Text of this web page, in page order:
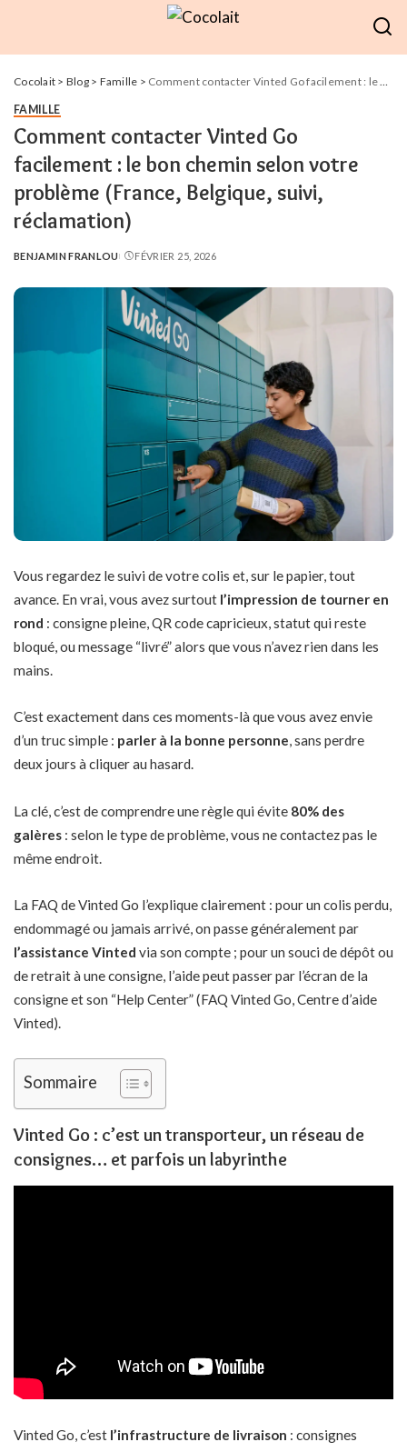
Cocolait > Blog> Famille > Comment contacter Vinted Go facilement : le bon chemin selon votre problème (France, Belgique, suivi, réclamation)
FAMILLE
Comment contacter Vinted Go
facilement : le bon chemin selon votre
problème (France, Belgique, suivi,
réclamation)
POSTED
BENJAMIN FRANLOU FÉVRIER 25, 2026
Vous regardez le suivi de votre colis et, sur le papier, tout
avance. En vrai, vous avez surtout l’impression de tourner en
rond : consigne pleine, QR code capricieux, statut qui reste
bloqué, ou message “livré” alors que vous n’avez rien dans les
mains.
C’est exactement dans ces moments-là que vous avez envie
d’un truc simple : parler à la bonne personne, sans perdre
deux jours à cliquer au hasard.
La clé, c’est de comprendre une règle qui évite 80% des
galères : selon le type de problème, vous ne contactez pas le
même endroit.
La FAQ de Vinted Go l’explique clairement : pour un colis perdu,
endommagé ou jamais arrivé, on passe généralement par
l’assistance Vinted via son compte ; pour un souci de dépôt ou
de retrait à une consigne, l’aide peut passer par l’écran de la
consigne et son “Help Center” (FAQ Vinted Go, Centre d’aide
Vinted).
Sommaire
Vinted Go : c’est un transporteur, un réseau de
consignes… et parfois un labyrinthe
Vinted Go, c’est l’infrastructure de livraison : consignes